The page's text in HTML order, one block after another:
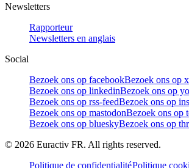
Newsletters
Rapporteur
Newsletters en anglais
Social
Bezoek ons op facebookBezoek ons op x
Bezoek ons op linkedinBezoek ons op
Bezoek ons op rss-feedBezoek ons op
Bezoek ons op mastodonBezoek ons op
Bezoek ons op blueskyBezoek ons op
© 2026 Euractiv FR. All rights reserved.
Politique de confidentialitéPolitique